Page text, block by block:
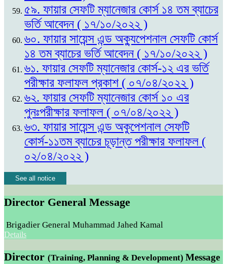
৫৯. ফায়ার সেফটি ম্যানেজার কোর্স ১৪ তম ব্যাচের
ভর্তি আবেদন ( ১৭/১০/২০২২ )
৬০. ফায়ার সায়েন্স এন্ড অক্যুপেশনাল সেফটি কোর্স
১৪ তম ব্যাচের ভর্তি আবেদন ( ১৭/১০/২০২২ )
৬১. ফায়ার সেফটি ম্যানেজার কোর্স-১২ এর ভর্তি
পরীক্ষার ফলাফল প্রকাশ ( ০৭/০৪/২০২২ )
৬২. ফায়ার সেফটি ম্যানেজার কোর্স ১০ এর
পুনঃপরীক্ষার ফলাফল ( ০৭/০৪/২০২২ )
৬৩. ফায়ার সায়েন্স এন্ড অকুপেশনাল সেফটি
কোর্স-১১তম ব্যাচের চূড়ান্ত পরীক্ষার ফলাফল (
০২/০৪/২০২২ )
See all notice
Director General Message
Brigadier General Muhammad Jahed Kamal
Details
Director (Training, Planning & Development) Message